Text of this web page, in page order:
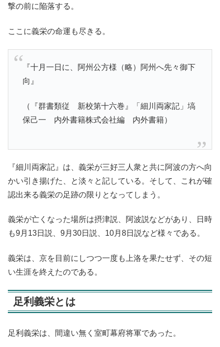
撃の前に陥落する。
ここに義栄の命運も尽きる。
『十月一日に、阿州公方様（略）阿州へ先々御下
向』
（『群書類従 新校第十六巻』「細川両家記」塙
保己一 内外書籍株式会社編 内外書籍）
『細川両家記』は、義栄が三好三人衆と共に阿波の方へ向
かい引き揚げた、と淡々と記している。そして、これが確
認出来る義栄の足跡の限りとなってしまう。
義栄が亡くなった場所は摂津説、阿波説などがあり、日時
も9月13日説、9月30日説、10月8日説など様々である。
義栄は、京を目前にしつつ一度も上洛を果たせず、その短
い生涯を終えたのである。
足利義栄とは
足利義栄は、間違い無く室町幕府将軍であった。